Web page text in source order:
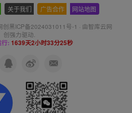
关于我们 广告合作 网站地图
创黑ICP备2024031011号-1 · 由智库云网
创强力驱动.
: 1639天2小时33分25秒